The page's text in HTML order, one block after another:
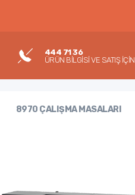
444 71 36
ÜRÜN BİLGİSİ VE SATIŞ İÇİN
8970 ÇALIŞMA MASALARI